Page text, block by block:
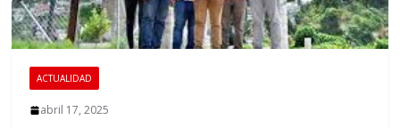
ACTUALIDAD
abril 17, 2025